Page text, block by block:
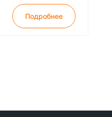
Подробнее